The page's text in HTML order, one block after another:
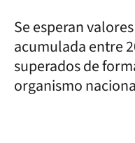
Se esperan
acumulada entre
superados de
organismo